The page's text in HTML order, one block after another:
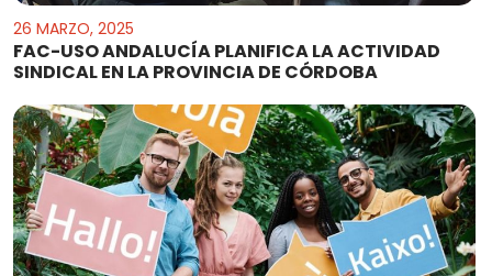
26 MARZO, 2025
FAC-USO ANDALUCÍA PLANIFICA LA ACTIVIDAD
SINDICAL EN LA PROVINCIA DE CÓRDOBA